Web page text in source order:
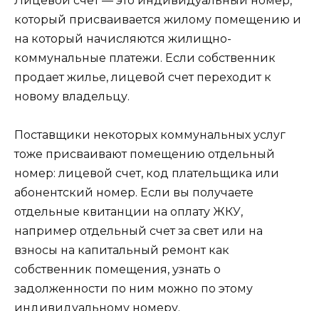
который присваивается жилому помещению и
на который начисляются жилищно-
коммунальные платежи. Если собственник
продает жилье, лицевой счет переходит к
новому владельцу.
Поставщики некоторых коммунальных услуг
тоже присваивают помещению отдельный
номер: лицевой счет, код плательщика или
абонентский номер. Если вы получаете
отдельные квитанции на оплату ЖКУ,
например отдельный счет за свет или на
взносы на капитальный ремонт как
собственник помещения, узнать о
задолженности по ним можно по этому
индивидуальному номеру.